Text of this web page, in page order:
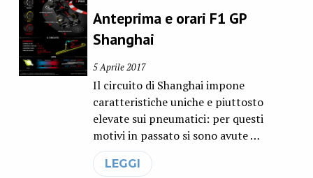
Anteprima e orari F1 GP
Shanghai
5 Aprile 2017
Il circuito di Shanghai impone
caratteristiche uniche e piuttosto
elevate sui pneumatici: per questi
motivi in passato si sono avute …
LEGGI